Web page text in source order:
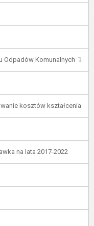
Odpadów Komunalnych
kosztów kształcenia
na lata 2017-2022